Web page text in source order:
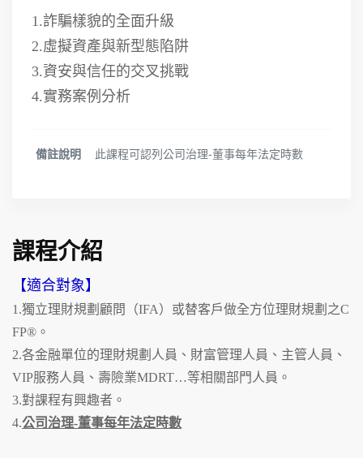
1.詐騙樣貌的全面升級
2.虛擬資產與新型態陷阱
3.資安與信任的交叉挑戰
4.實務案例分析
備註說明 此課程可認列公司治理-董事每年法定時數
課程介紹
【適合對象】
1.獨立理財規劃顧問（IFA）或替客戶做全方位理財規劃之C
FP®。
2.各金融單位的理財規劃人員、財富管理人員、主管人員、
VIP服務人員、壽險業MDRT…等相關部門人員。
3.對課程有興趣者。
4.公司治理-董事每年法定時數